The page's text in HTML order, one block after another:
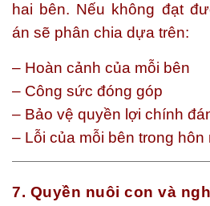
hai bên. Nếu không đạt
án sẽ phân chia dựa trên:
– Hoàn cảnh của mỗi bên
– Công sức đóng góp
– Bảo vệ quyền lợi chính
– Lỗi của mỗi bên trong hôn
7. Quyền nuôi con và